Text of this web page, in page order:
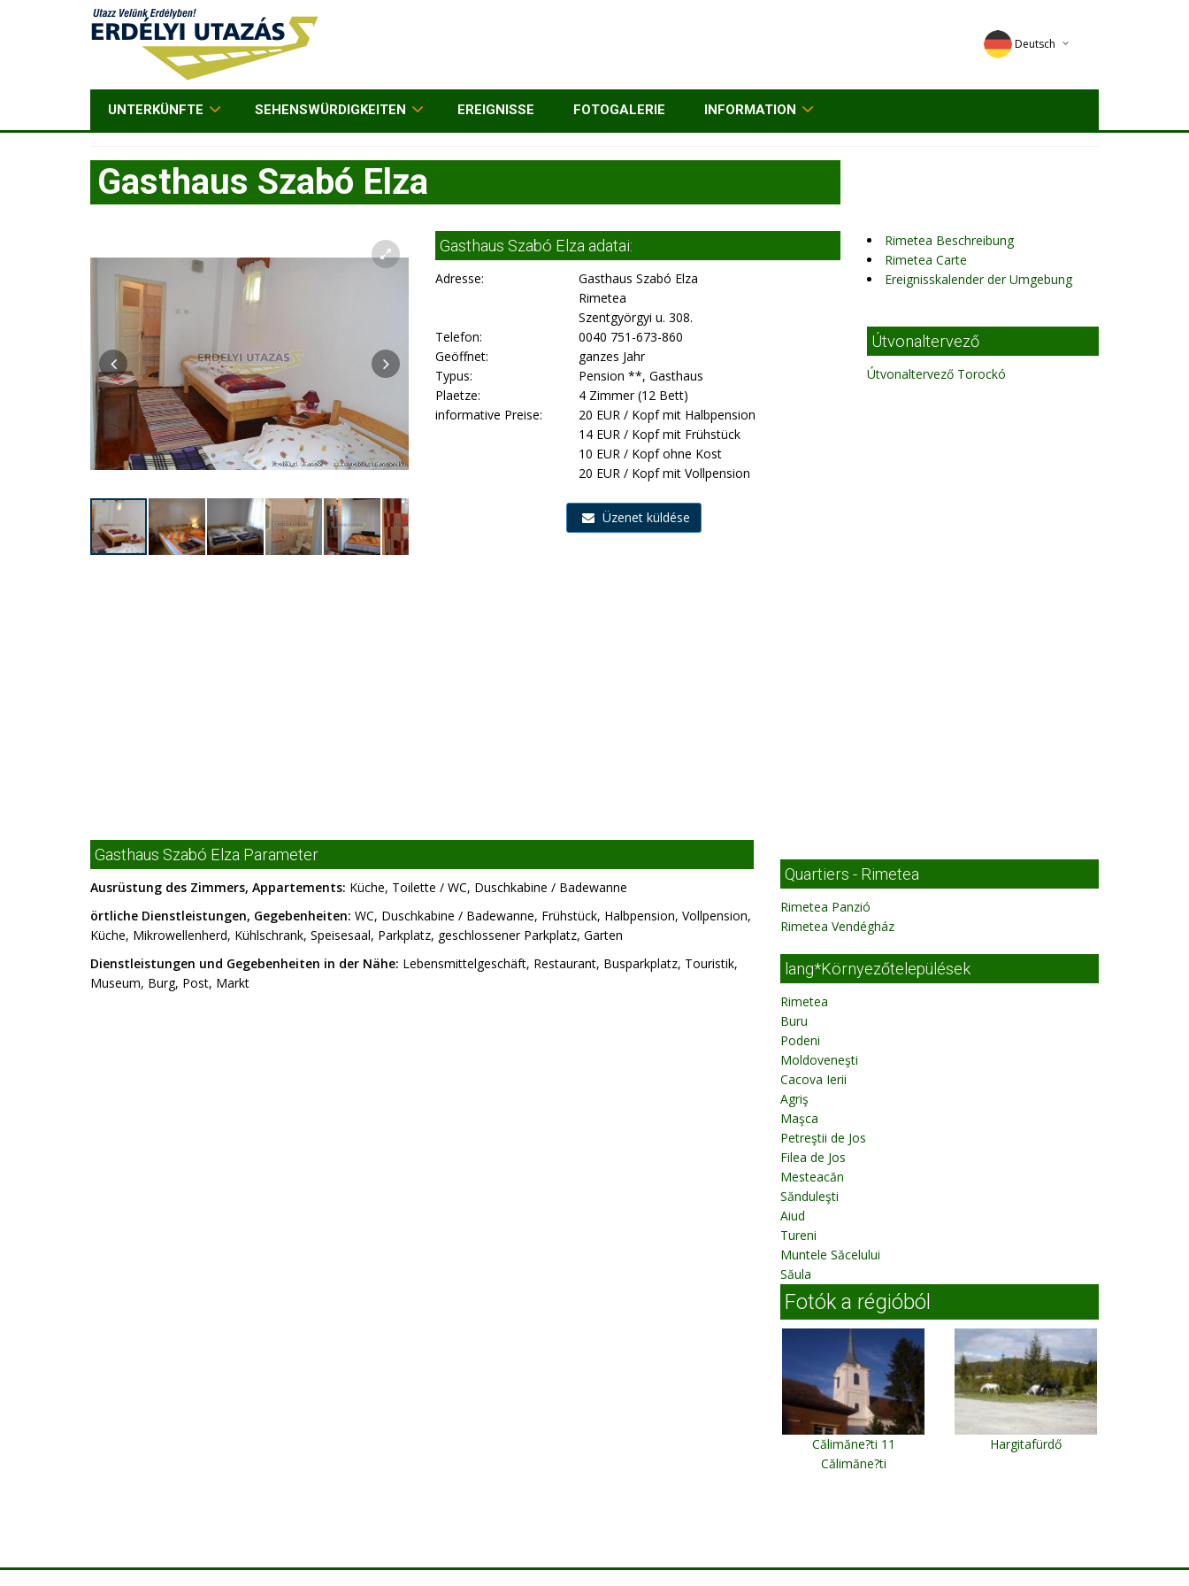
Deutsch
English
UNTERKÜNFTE SEHENSWÜRDIGKEITEN EREIGNISSE FOTOGALERIE INFORMATION
Gasthaus Szabó Elza
Gasthaus Szabó Elza adatai:
Adresse:
Gasthaus Szabó Elza
Rimetea
Szentgyörgyi u. 308.
Telefon:
0040 751-673-860
Geöffnet:
ganzes Jahr
Typus:
Pension **, Gasthaus
Plaetze:
4 Zimmer (12 Bett)
informative Preise:
20 EUR / Kopf mit Halbpension
14 EUR / Kopf mit Frühstück
10 EUR / Kopf ohne Kost
20 EUR / Kopf mit Vollpension
Üzenet küldése
Rimetea Beschreibung
Rimetea Carte
Ereignisskalender der Umgebung
Útvonaltervező
Útvonaltervező Torockó
Gasthaus Szabó Elza Parameter
Ausrüstung des Zimmers, Appartements: Küche, Toilette / WC, Duschkabine / Badewanne
örtliche Dienstleistungen, Gegebenheiten: WC, Duschkabine / Badewanne, Frühstück, Halbpension, Vollpension,
Küche, Mikrowellenherd, Kühlschrank, Speisesaal, Parkplatz, geschlossener Parkplatz, Garten
Dienstleistungen und Gegebenheiten in der Nähe: Lebensmittelgeschäft, Restaurant, Busparkplatz, Touristik,
Museum, Burg, Post, Markt
Quartiers - Rimetea
Rimetea Panzió
Rimetea Vendégház
lang*Környezőtelepülések
Rimetea
Buru
Podeni
Moldoveneşti
Cacova Ierii
Agriş
Maşca
Petreştii de Jos
Filea de Jos
Mesteacăn
Sănduleşti
Aiud
Tureni
Muntele Săcelului
Săula
Fotók a régióból
Călimăne?ti 11
Călimăne?ti
Hargitafürdő